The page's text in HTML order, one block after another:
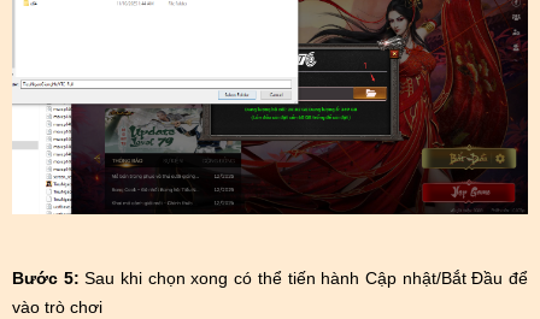
Bước 5: Sau khi chọn xong có thể tiến hành Cập nhật/Bắt Đầu để
vào trò chơi